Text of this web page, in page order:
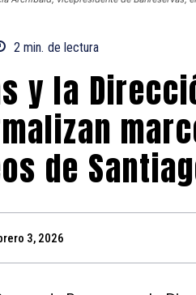
2 min. de lectura
y la
de
3, 2026